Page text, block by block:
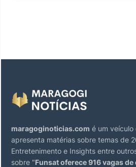
maragoginoticias.com é um
apresenta matérias sobre temas de
Entretenimento e Insights entre
sobre "Funsat oferece 916 vagas